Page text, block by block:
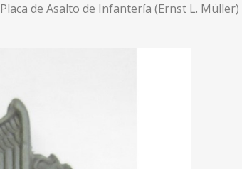
Placa de Asalto de Infantería (Ernst L. Müller)